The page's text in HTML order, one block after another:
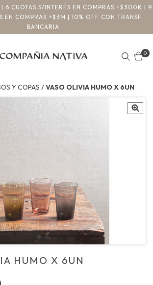
| 6 CUOTAS S/INTERÉS EN COMPRAS +$300K | 9
EN COMPRAS +$3M | 10% OFF CON TRANSF.
BANCARIA
0
Y COPAS /VASO OLIVIA HUMO X 6UN
HUMO X 6UN